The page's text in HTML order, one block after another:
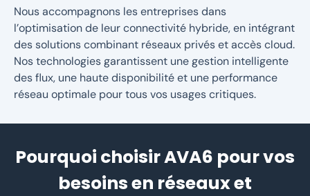
Nous accompagnons les entreprises dans
l’optimisation de leur connectivité hybride, en intégrant
des solutions combinant réseaux privés et accès cloud.
Nos technologies garantissent une gestion intelligente
des flux, une haute disponibilité et une performance
réseau optimale pour tous vos usages critiques.
Pourquoi choisir AVA6 pour vos
besoins en réseaux et